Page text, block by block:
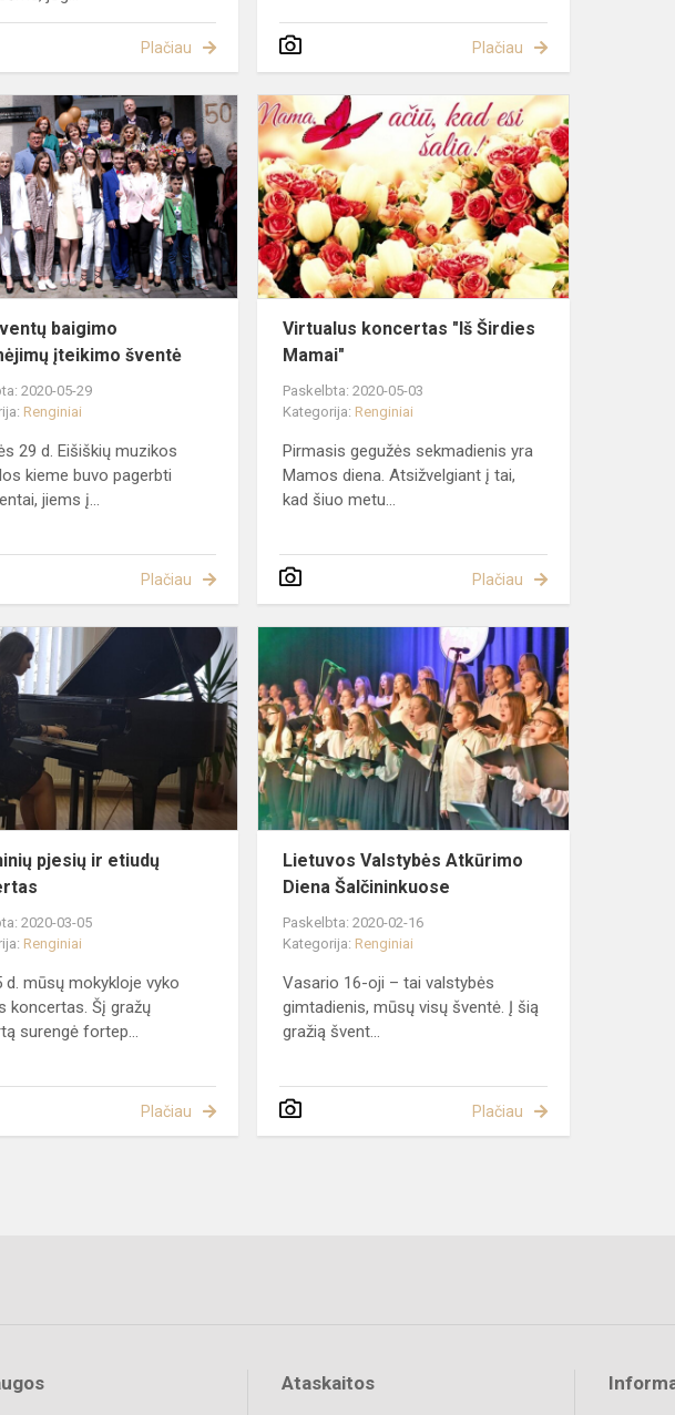
Plačiau Plačiau
Absolventų
baigimo
pažymėjimų
įteikimo
šventė
baigimo
įteikimo šventė
2020-05-29
Renginiai
29 d. Eišiškių muzikos
kieme buvo pagerbti
jiems į...
Plačiau
koncertas
"Iš
Širdies
Mamai"
Virtualus koncertas "Iš Širdies
Mamai"
Paskelbta: 2020-05-03
Kategorija: Renginiai
Pirmasis gegužės sekmadienis yra
Mamos diena. Atsižvelgiant į tai,
kad šiuo metu...
Plačiau
pjesių
ir
etiudų
koncertas
pjesių ir etiudų
2020-03-05
Renginiai
d. mūsų mokykloje vyko
koncertas. Šį gražų
surengė fortep...
Plačiau
Valstybės
Atkūrimo
Diena
Šalčininkuose
Lietuvos Valstybės Atkūrimo
Diena Šalčininkuose
Paskelbta: 2020-02-16
Kategorija: Renginiai
Vasario 16-oji – tai valstybės
gimtadienis, mūsų visų šventė. Į šią
gražią švent...
Plačiau
Ataskaitos